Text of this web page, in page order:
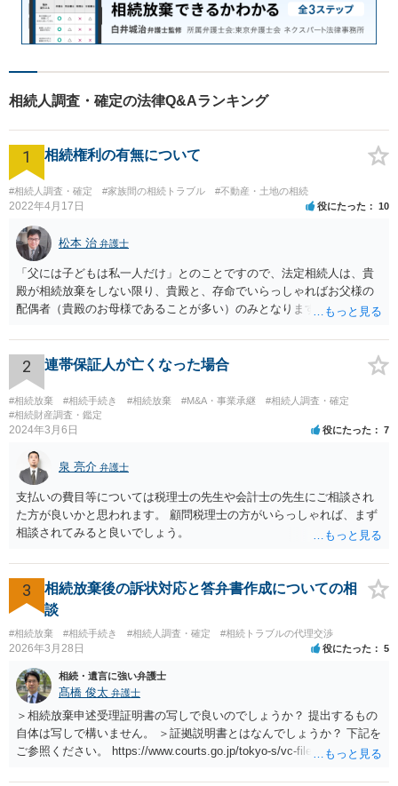
相続人調査・確定の法律Q&Aランキング
1 相続権利の有無について
#相続人調査・確定 #家族間の相続トラブル #不動産・土地の相続
2022年4月17日 役にたった 10
松本 治 弁護士
「父には子どもは私一人だけ」とのことですので、法定相続人は、貴
殿が相続放棄をしない限り、貴殿と、存命でいらっしゃればお父様の
配偶者（貴殿のお母様であることが多い）のみとなります。遺言がな
2 連帯保証人が亡くなった場合
#相続放棄 #相続手続き #相続放棄 #M&A・事業承継
#相続人調査・確定
#相続財産調査・鑑定
2024年3月6日 役にたった 7
泉 亮介 弁護士
支払いの費目等については税理士の先生や会計士の先生にご相談され
た方が良いかと思われます。 顧問税理士の方がいらっしゃれば、まず
相談されてみると良いでしょう。
3
相続放棄後の訴状対応と答弁書作成についての相
談
#相続放棄 #相続手続き #相続人調査・確定 #相続トラブルの代理交渉
2026年3月28日 役にたった 5
相続・遺言に強い弁護士
髙橋 俊太 弁護士
＞相続放棄申述受理証明書の写しで良いのでしょうか？ 提出するもの
自体は写しで構いません。 ＞証拠説明書とはなんでしょうか？ 下記を
ご参照ください。 https://www.courts.go.jp/tokyo-s/vc-files/tokyo-s/file/